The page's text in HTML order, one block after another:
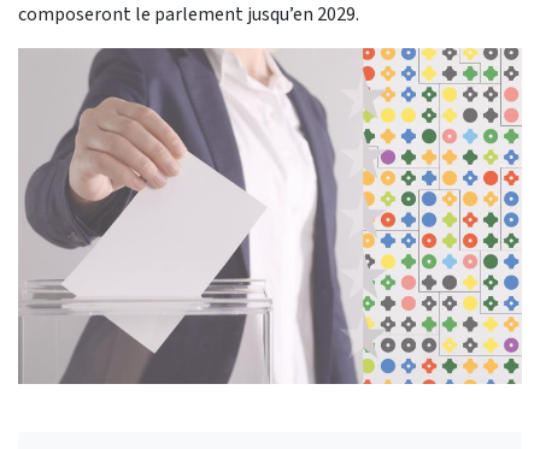
composeront le parlement jusqu’en 2029.